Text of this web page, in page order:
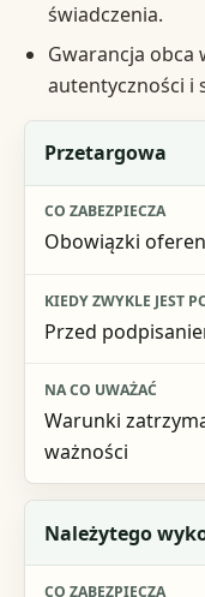
świadczenia.
Gwarancja obca
autentyczności i
Rodzaj gwarancji
Co zabezpiecza
Kiedy zwykle jest
Przetargowa
Obowiązki
Przed
Warunki
ważności
Należytego